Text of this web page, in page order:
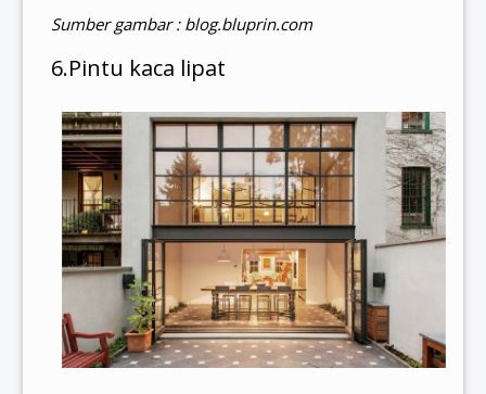
Sumber gambar : blog.bluprin.com
6.Pintu kaca lipat